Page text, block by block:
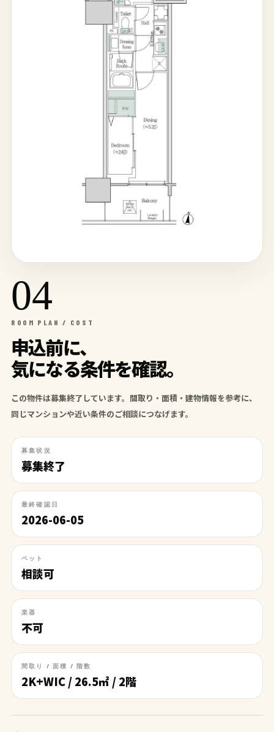
04
ROOM PLAN / COST
申込前に、
気になる条件を確認。
この物件は募集終了しています。間取り・面積・建物情報を参考に、
同じマンションや近い条件のご相談につなげます。
募集状況
募集終了
最終確認日
2026-06-05
ペット
相談可
楽器
不可
間取り / 面積 / 階数
2K+WIC / 26.5㎡ / 2階